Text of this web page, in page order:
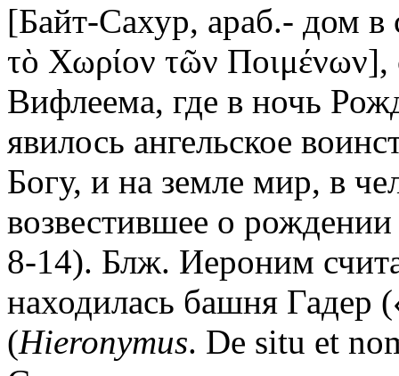
[Байт-Сахур, араб.- дом в
τὸ Χωρίον τῶν Ποιμένων],
Вифлеема, где в ночь
явилось ангельское
Богу, и на земле мир, в
возвестившее о
8-14). Блж. Иероним
находилась башня Гадер
(Hieronymus. De situ et